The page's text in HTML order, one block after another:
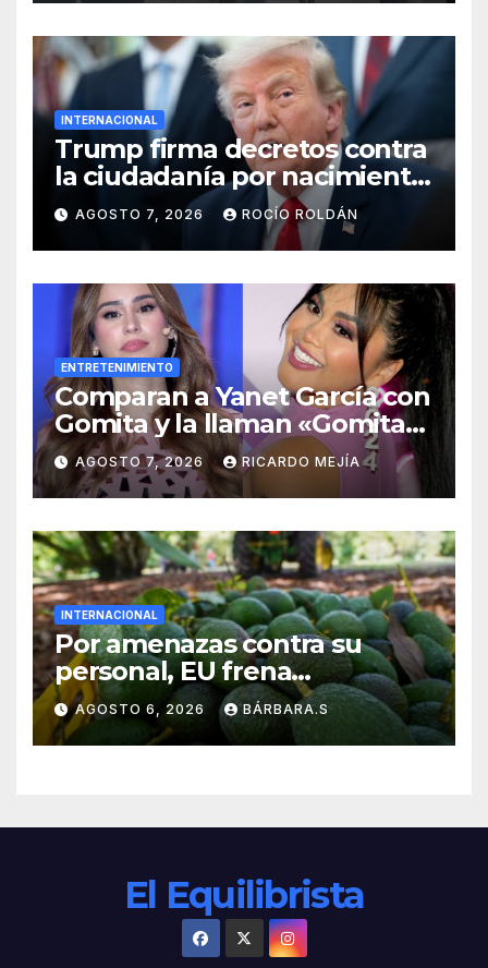
INTERNACIONAL
Trump firma decretos contra
la ciudadanía por nacimiento
y el ‘turismo de maternidad’
AGOSTO 7, 2026 ROCÍO ROLDÁN
ENTRETENIMIENTO
Comparan a Yanet García con
Gomita y la llaman «Gomita
Premium»
AGOSTO 7, 2026 RICARDO MEJÍA
INTERNACIONAL
Por amenazas contra su
personal, EU frena
exportación de aguacate
AGOSTO 6, 2026 BÁRBARA.S
El Equilibrista